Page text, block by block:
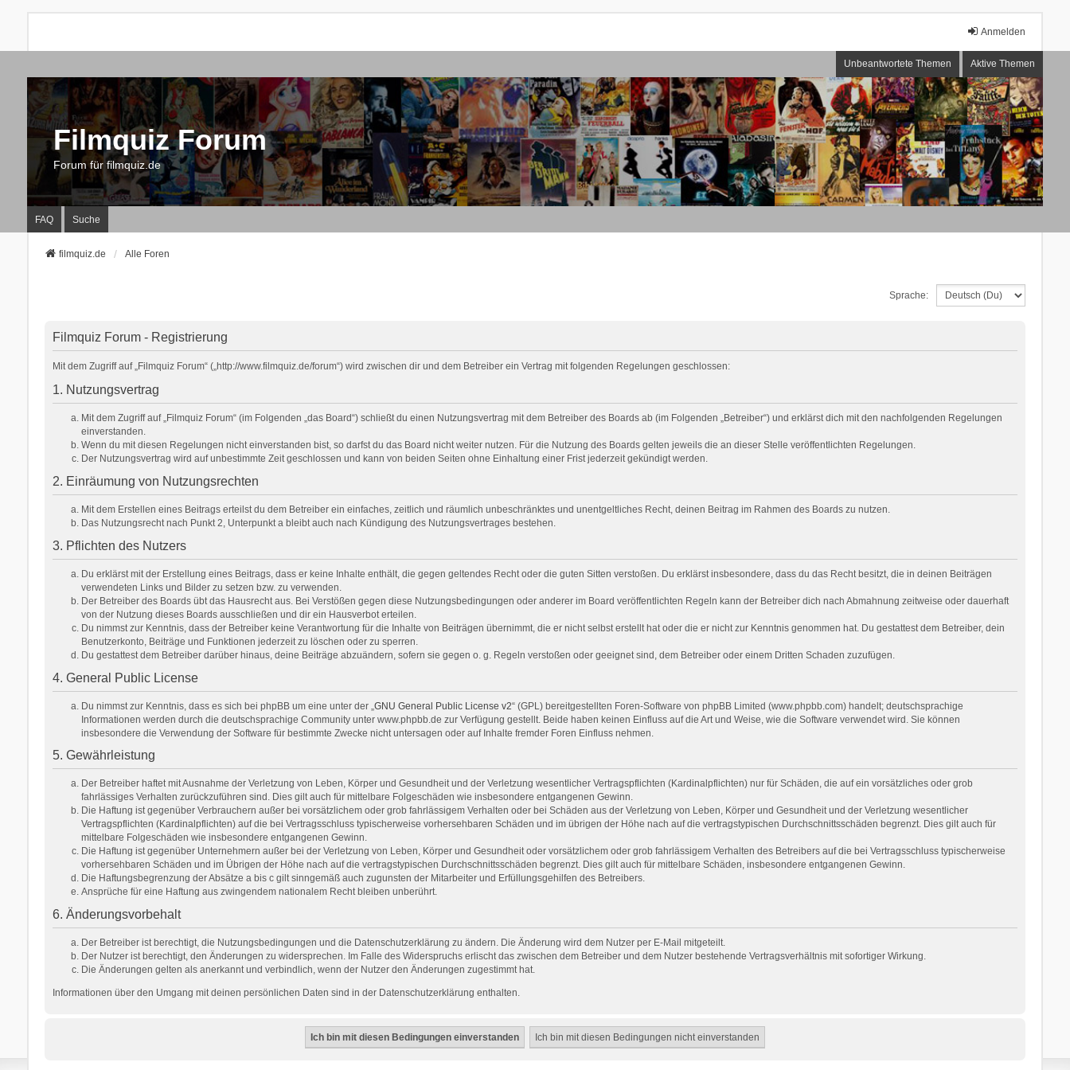
Anmelden
Unbeantwortete Themen Aktive Themen
Filmquiz Forum
Forum für filmquiz.de
FAQ Suche
filmquiz.de Alle Foren
Sprache:
Filmquiz Forum - Registrierung
Mit dem Zugriff auf „Filmquiz Forum“ („http://www.filmquiz.de/forum“) wird zwischen dir und dem Betreiber ein Vertrag mit folgenden Regelungen geschlossen:
1. Nutzungsvertrag
Mit dem Zugriff auf „Filmquiz Forum“ (im Folgenden „das Board“) schließt du einen Nutzungsvertrag mit dem Betreiber des Boards ab (im Folgenden „Betreiber“) und erklärst dich mit den nachfolgenden Regelungen
einverstanden.
Wenn du mit diesen Regelungen nicht einverstanden bist, so darfst du das Board nicht weiter nutzen. Für die Nutzung des Boards gelten jeweils die an dieser Stelle veröffentlichten Regelungen.
Der Nutzungsvertrag wird auf unbestimmte Zeit geschlossen und kann von beiden Seiten ohne Einhaltung einer Frist jederzeit gekündigt werden.
2. Einräumung von Nutzungsrechten
Mit dem Erstellen eines Beitrags erteilst du dem Betreiber ein einfaches, zeitlich und räumlich unbeschränktes und unentgeltliches Recht, deinen Beitrag im Rahmen des Boards zu nutzen.
Das Nutzungsrecht nach Punkt 2, Unterpunkt a bleibt auch nach Kündigung des Nutzungsvertrages bestehen.
3. Pflichten des Nutzers
Du erklärst mit der Erstellung eines Beitrags, dass er keine Inhalte enthält, die gegen geltendes Recht oder die guten Sitten verstoßen. Du erklärst insbesondere, dass du das Recht besitzt, die in deinen Beiträgen
verwendeten Links und Bilder zu setzen bzw. zu verwenden.
Der Betreiber des Boards übt das Hausrecht aus. Bei Verstößen gegen diese Nutzungsbedingungen oder anderer im Board veröffentlichten Regeln kann der Betreiber dich nach Abmahnung zeitweise oder dauerhaft
von der Nutzung dieses Boards ausschließen und dir ein Hausverbot erteilen.
Du nimmst zur Kenntnis, dass der Betreiber keine Verantwortung für die Inhalte von Beiträgen übernimmt, die er nicht selbst erstellt hat oder die er nicht zur Kenntnis genommen hat. Du gestattest dem Betreiber, dein
Benutzerkonto, Beiträge und Funktionen jederzeit zu löschen oder zu sperren.
Du gestattest dem Betreiber darüber hinaus, deine Beiträge abzuändern, sofern sie gegen o. g. Regeln verstoßen oder geeignet sind, dem Betreiber oder einem Dritten Schaden zuzufügen.
4. General Public License
Du nimmst zur Kenntnis, dass es sich bei phpBB um eine unter der „ GNU General Public License v2“ (GPL) bereitgestellten Foren-Software von phpBB Limited (www.phpbb.com) handelt; deutschsprachige
Informationen werden durch die deutschsprachige Community unter www.phpbb.de zur Verfügung gestellt. Beide haben keinen Einfluss auf die Art und Weise, wie die Software verwendet wird. Sie können
insbesondere die Verwendung der Software für bestimmte Zwecke nicht untersagen oder auf Inhalte fremder Foren Einfluss nehmen.
5. Gewährleistung
Der Betreiber haftet mit Ausnahme der Verletzung von Leben, Körper und Gesundheit und der Verletzung wesentlicher Vertragspflichten (Kardinalpflichten) nur für Schäden, die auf ein vorsätzliches oder grob
fahrlässiges Verhalten zurückzuführen sind. Dies gilt auch für mittelbare Folgeschäden wie insbesondere entgangenen Gewinn.
Die Haftung ist gegenüber Verbrauchern außer bei vorsätzlichem oder grob fahrlässigem Verhalten oder bei Schäden aus der Verletzung von Leben, Körper und Gesundheit und der Verletzung wesentlicher
Vertragspflichten (Kardinalpflichten) auf die bei Vertragsschluss typischerweise vorhersehbaren Schäden und im übrigen der Höhe nach auf die vertragstypischen Durchschnittsschäden begrenzt. Dies gilt auch für
mittelbare Folgeschäden wie insbesondere entgangenen Gewinn.
Die Haftung ist gegenüber Unternehmern außer bei der Verletzung von Leben, Körper und Gesundheit oder vorsätzlichem oder grob fahrlässigem Verhalten des Betreibers auf die bei Vertragsschluss typischerweise
vorhersehbaren Schäden und im Übrigen der Höhe nach auf die vertragstypischen Durchschnittsschäden begrenzt. Dies gilt auch für mittelbare Schäden, insbesondere entgangenen Gewinn.
Die Haftungsbegrenzung der Absätze a bis c gilt sinngemäß auch zugunsten der Mitarbeiter und Erfüllungsgehilfen des Betreibers.
Ansprüche für eine Haftung aus zwingendem nationalem Recht bleiben unberührt.
6. Änderungsvorbehalt
Der Betreiber ist berechtigt, die Nutzungsbedingungen und die Datenschutzerklärung zu ändern. Die Änderung wird dem Nutzer per E-Mail mitgeteilt.
Der Nutzer ist berechtigt, den Änderungen zu widersprechen. Im Falle des Widerspruchs erlischt das zwischen dem Betreiber und dem Nutzer bestehende Vertragsverhältnis mit sofortiger Wirkung.
Die Änderungen gelten als anerkannt und verbindlich, wenn der Nutzer den Änderungen zugestimmt hat.
Informationen über den Umgang mit deinen persönlichen Daten sind in der Datenschutzerklärung enthalten.